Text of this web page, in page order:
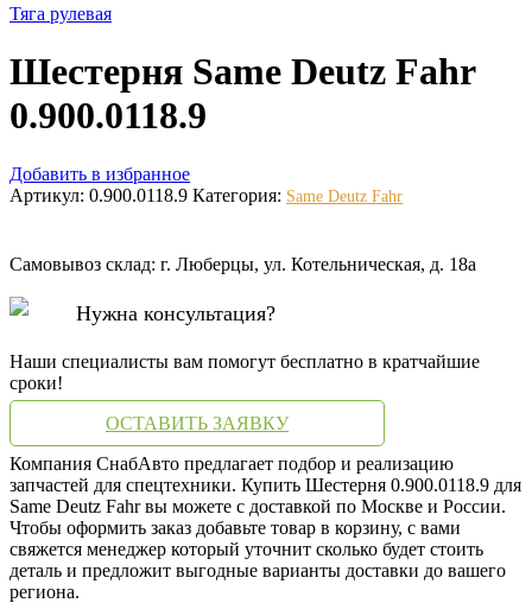
Тяга рулевая
Шестерня Same Deutz Fahr
0.900.0118.9
Добавить в избранное
Артикул: 0.900.0118.9 Категория: Same Deutz Fahr
Самовывоз склад: г. Люберцы, ул. Котельническая, д. 18а
Нужна консультация?
Наши специалисты вам помогут бесплатно в кратчайшие
сроки!
ОСТАВИТЬ ЗАЯВКУ
Компания СнабАвто предлагает подбор и реализацию
запчастей для спецтехники. Купить Шестерня 0.900.0118.9 для
Same Deutz Fahr вы можете с доставкой по Москве и России.
Чтобы оформить заказ добавьте товар в корзину, с вами
свяжется менеджер который уточнит сколько будет стоить
деталь и предложит выгодные варианты доставки до вашего
региона.